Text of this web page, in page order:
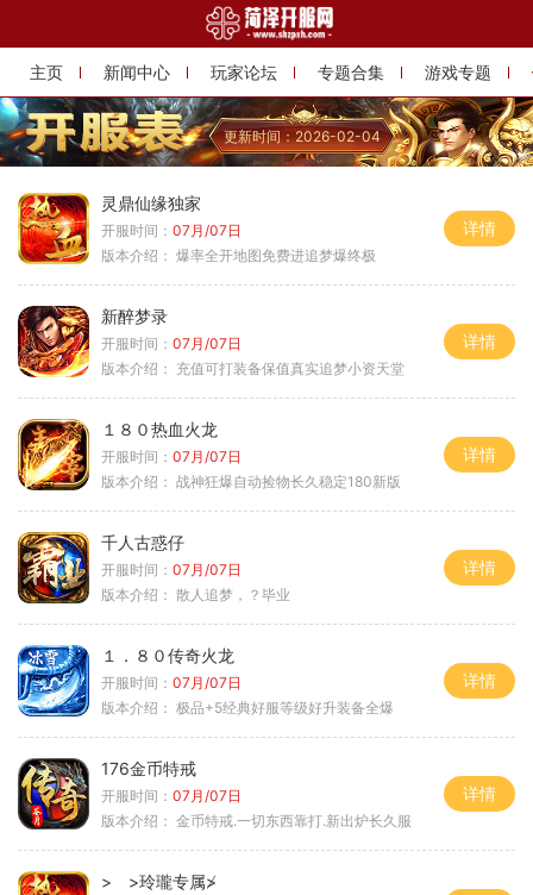
主页 新闻中心 玩家论坛 专题合集 游戏专题
更新时间：2026-02-04
灵鼎仙缘独家
开服时间： 07月/07日
版本介绍： 爆率全开地图免费进追梦爆终极
详情
新醉梦录
开服时间： 07月/07日
版本介绍： 充值可打装备保值真实追梦小资天堂
详情
１８０热血火龙
开服时间： 07月/07日
版本介绍： 战神狂爆自动捡物长久稳定180新版
详情
千人古惑仔
开服时间： 07月/07日
版本介绍： 散人追梦，？毕业
详情
１．８０传奇火龙
开服时间： 07月/07日
版本介绍： 极品+5经典好服等级好升装备全爆
详情
176金币特戒
开服时间： 07月/07日
版本介绍： 金币特戒.一切东西靠打.新出炉长久服
详情
> >玲瓏专属≯